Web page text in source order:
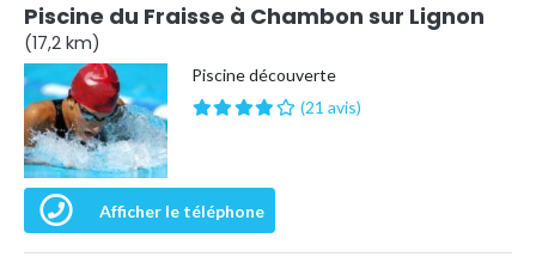
Piscine du Fraisse à Chambon sur Lignon
(17,2 km)
Piscine découverte
(21 avis)
Afficher le téléphone